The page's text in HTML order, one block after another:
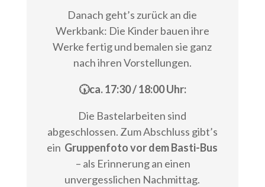
Danach geht’s zurück an die
Werkbank: Die Kinder bauen ihre
Werke fertig und bemalen sie ganz
nach ihren Vorstellungen.
🕠ca. 17:30 / 18:00 Uhr:
Die Bastelarbeiten sind
abgeschlossen. Zum Abschluss gibt’s
ein Gruppenfoto vor dem Basti-Bus
– als Erinnerung an einen
unvergesslichen Nachmittag.